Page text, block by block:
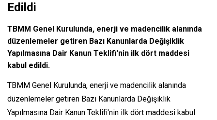
Edildi
TBMM Genel Kurulunda, enerji ve madencilik alanında
düzenlemeler getiren Bazı Kanunlarda Değişiklik
Yapılmasına Dair Kanun Teklifi'nin ilk dört maddesi
kabul edildi.
TBMM Genel Kurulunda, enerji ve madencilik alanında
düzenlemeler getiren Bazı Kanunlarda Değişiklik
Yapılmasına Dair Kanun Teklifi'nin ilk dört maddesi kabul